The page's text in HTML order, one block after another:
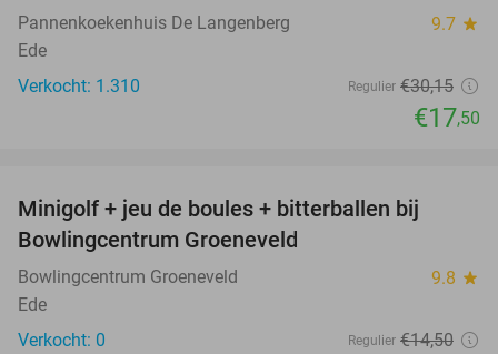
Pannenkoekenhuis De Langenberg 9.7 star
Ede
Verkocht: 1.310
Regulier €30,15
€17,50
NEW
TODAY
Minigolf + jeu de boules + bitterballen bij
Bowlingcentrum Groeneveld
Bowlingcentrum Groeneveld 9.8 star
Ede
Verkocht: 0
Regulier €14,50